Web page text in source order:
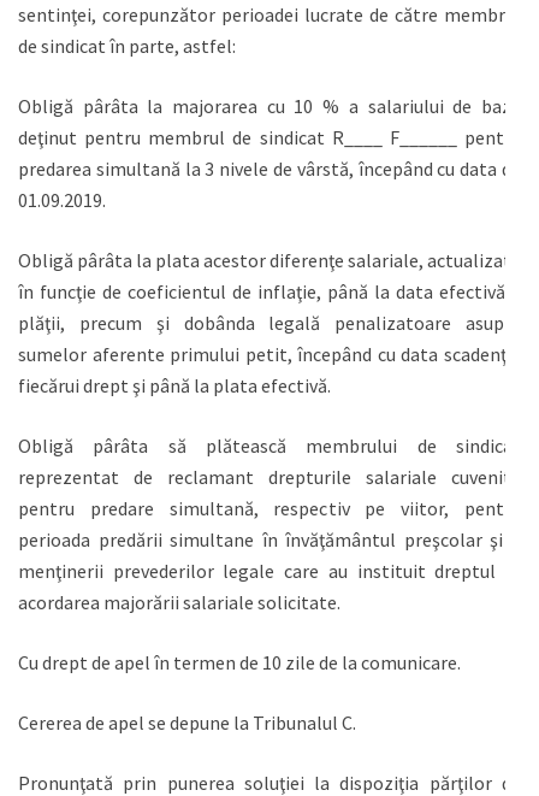
sentinţei, corepunzător perioadei lucrate de către membrul
de sindicat în parte, astfel:
Obligă pârâta la majorarea cu 10 % a salariului de bază
deţinut pentru membrul de sindicat R____ F______ pentru
predarea simultană la 3 nivele de vârstă, începând cu data de
01.09.2019.
Obligă pârâta la plata acestor diferenţe salariale, actualizate
în funcţie de coeficientul de inflaţie, până la data efectivă a
plăţii, precum şi dobânda legală penalizatoare asupra
sumelor aferente primului petit, începând cu data scadenţei
fiecărui drept şi până la plata efectivă.
Obligă pârâta să plătească membrului de sindicat
reprezentat de reclamant drepturile salariale cuvenite
pentru predare simultană, respectiv pe viitor, pentru
perioada predării simultane în învăţământul preşcolar şi a
menţinerii prevederilor legale care au instituit dreptul la
acordarea majorării salariale solicitate.
Cu drept de apel în termen de 10 zile de la comunicare.
Cererea de apel se depune la Tribunalul C.
Pronunţată prin punerea soluţiei la dispoziţia părţilor de